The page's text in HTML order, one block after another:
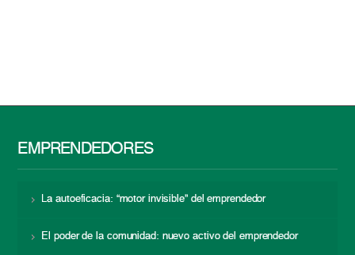
EMPRENDEDORES
La autoeficacia: “motor invisible” del emprendedor
El poder de la comunidad: nuevo activo del emprendedor